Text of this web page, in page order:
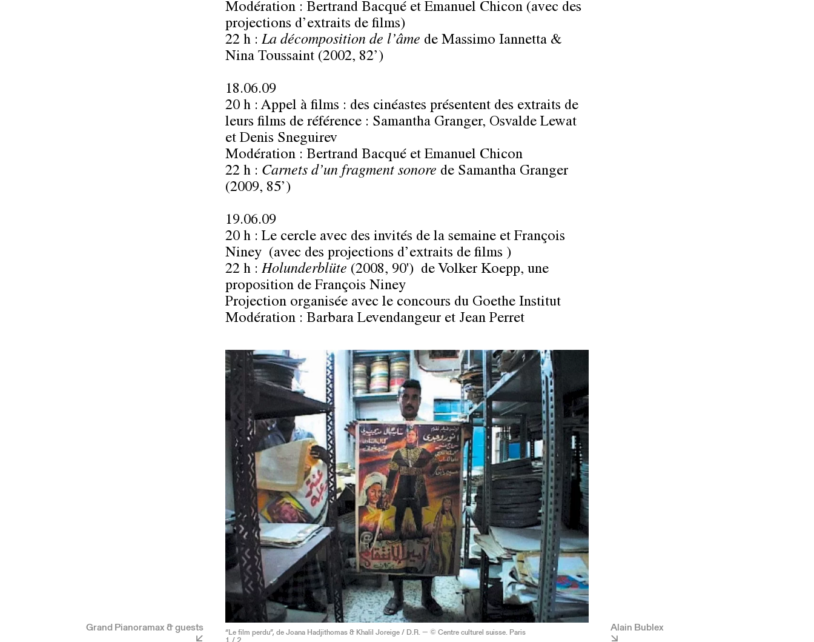
Grand Pianoramax & guests
Modération : Bertrand Bacqué et Emanuel Chicon (avec des
projections d’extraits de films)
22 h : La décomposition de l’âme de Massimo Iannetta &
Nina Toussaint (2002, 82’)
18.06.09
20 h : Appel à films : des cinéastes présentent des extraits de
leurs films de référence : Samantha Granger, Osvalde Lewat
et Denis Sneguirev
Modération : Bertrand Bacqué et Emanuel Chicon
22 h : Carnets d’un fragment sonore de Samantha Granger
(2009, 85’)
19.06.09
20 h : Le cercle avec des invités de la semaine et François
Niney (avec des projections d’extraits de films )
22 h : Holunderblüte (2008, 90') de Volker Koepp, une
proposition de François Niney
Projection organisée avec le concours du Goethe Institut
Modération : Barbara Levendangeur et Jean Perret
“Le film perdu”, de Joana Hadjithomas & Khalil Joreige / D.R. — © Centre culturel suisse. Paris Alain Bublex